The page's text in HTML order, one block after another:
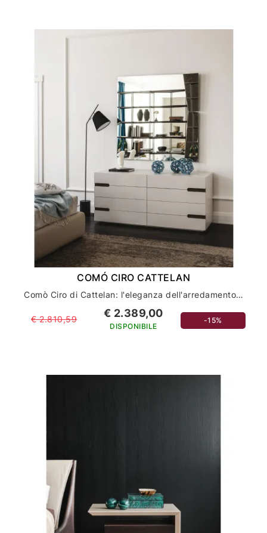
COMÓ CIRO CATTELAN
Comò Ciro di Cattelan: l'eleganza dell'arredamento per la tua casa
€ 2.810,59 € 2.389,00
DISPONIBILE
-15%